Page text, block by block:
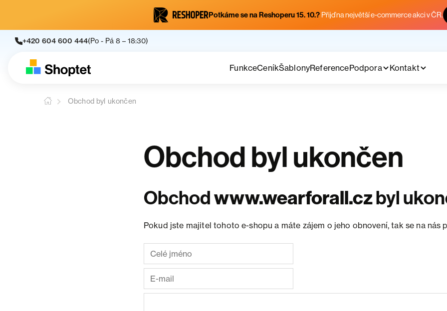
Potkáme se na Reshoperu 15. 10.? Přijď na největší e-commerce akci v ČR.
+420 604 600 444(Po - Pá 8 – 18:30)
FunkceCeníkŠablonyReferencePodpora Kontakt
Obchod byl ukončen
Obchod byl ukončen
Obchodwww.wearforall.czbyl
Pokud jste majitel tohoto e-shopu a máte zájem o jeho obnovení, tak se na nás